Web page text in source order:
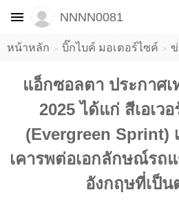
หน้าหลัก บิ๊กไบค์ มอเตอร์ไซค์
แอ็กซอลตา ประกาศ
2025 ได้แก่ สีเอเว
(Evergreen Sprint)
เคารพต่อเอกลักษณ์รถ
อังกฤษที่เป็น
NNNN0081